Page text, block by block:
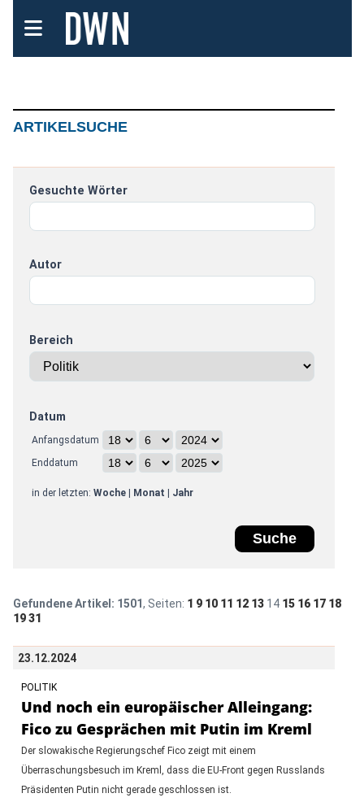
ARTIKELSUCHE
Gesuchte Wörter
Autor
Bereich
Datum
Anfangsdatum
Enddatum
in der letzten: Woche| Monat Jahr
Gefundene Artikel: 1501, Seiten: 1 9 10 11 12 13 14 15 16 17 18
19 31
23.12.2024
POLITIK
Und noch ein europäischer Alleingang:
Fico zu Gesprächen mit Putin im Kreml
Der slowakische Regierungschef Fico zeigt mit einem
Überraschungsbesuch im Kreml, dass die EU-Front gegen Russlands
Präsidenten Putin nicht gerade geschlossen ist.